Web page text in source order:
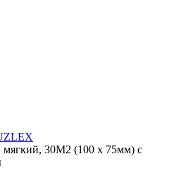
мягкий, 30M2 (100 x 75мм) с